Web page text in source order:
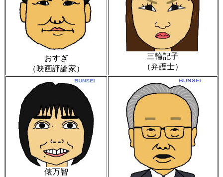
おすぎ
（映画評論家）
三輪記子
（弁護士）
俵万智